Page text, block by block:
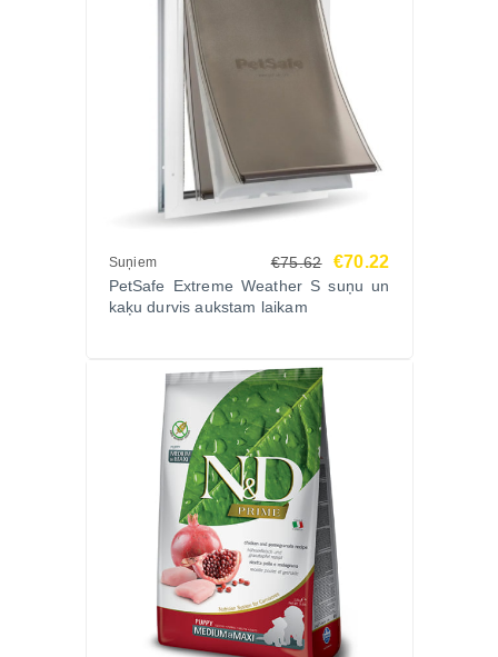
Suņiem €75.62 €70.22
PetSafe Extreme Weather S suņu un
kaķu durvis aukstam laikam